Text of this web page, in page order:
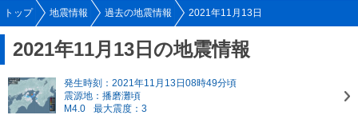
トップ 地震情報 過去の地震情報 2021年11月13日
2021年11月13日の地震情報
発生時刻：2021年11月13日08時49分頃
震源地：播磨灘頃
M4.0
最大震度：3